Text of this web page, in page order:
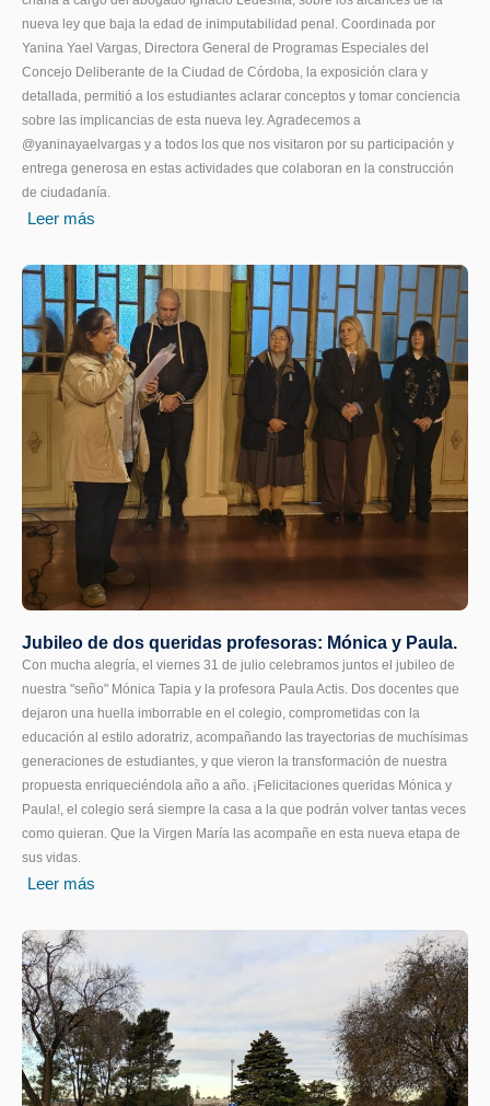
nueva ley que baja la edad de inimputabilidad penal. Coordinada por
Yanina Yael Vargas, Directora General de Programas Especiales del
Concejo Deliberante de la Ciudad de Córdoba, la exposición clara y
detallada, permitió a los estudiantes aclarar conceptos y tomar conciencia
sobre las implicancias de esta nueva ley. Agradecemos a
@yaninayaelvargas y a todos los que nos visitaron por su participación y
entrega generosa en estas actividades que colaboran en la construcción
de ciudadanía.
Leer más
Jubileo de dos queridas profesoras: Mónica y Paula.
Con mucha alegría, el viernes 31 de julio celebramos juntos el jubileo de
nuestra "seño" Mónica Tapia y la profesora Paula Actis. Dos docentes que
dejaron una huella imborrable en el colegio, comprometidas con la
educación al estilo adoratriz, acompañando las trayectorias de muchísimas
generaciones de estudiantes, y que vieron la transformación de nuestra
propuesta enriqueciéndola año a año. ¡Felicitaciones queridas Mónica y
Paula!, el colegio será siempre la casa a la que podrán volver tantas veces
como quieran. Que la Virgen María las acompañe en esta nueva etapa de
sus vidas.
Leer más